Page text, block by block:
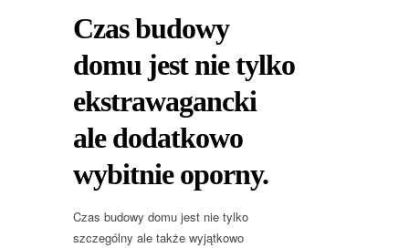
Czas budowy
domu jest nie tylko
ekstrawagancki
ale dodatkowo
wybitnie oporny.
Czas budowy domu jest nie tylko
szczególny ale także wyjątkowo